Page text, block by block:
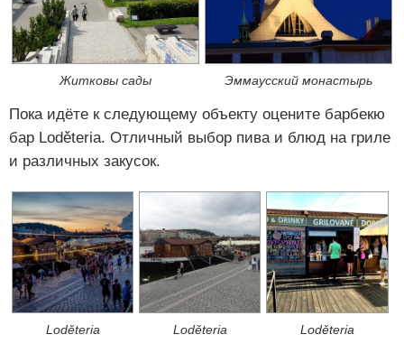
Житковы сады Эммаусский монастырь
Пока идёте к следующему объекту оцените барбекю
бар Loděteria. Отличный выбор пива и блюд на гриле
и различных закусок.
Loděteria Loděteria Loděteria